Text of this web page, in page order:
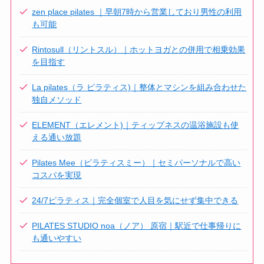
zen place pilates ｜早朝7時から営業しており男性の利用
も可能
Rintosull（リントスル）｜ホットヨガとの併用で相乗効果
を目指す
La pilates（ラ ピラティス)｜整体とマシンを組み合わせた
独自メソッド
ELEMENT（エレメント)｜ティップネスの温浴施設も使
える通い放題
Pilates Mee（ピラティスミー）｜セミパーソナルで高い
コスパを実現
24/7ピラティス｜完全個室で人目を気にせず集中できる
PILATES STUDIO noa（ノア） 原宿｜駅近で仕事帰りに
も通いやすい